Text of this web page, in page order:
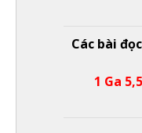
Các bài
1 Ga